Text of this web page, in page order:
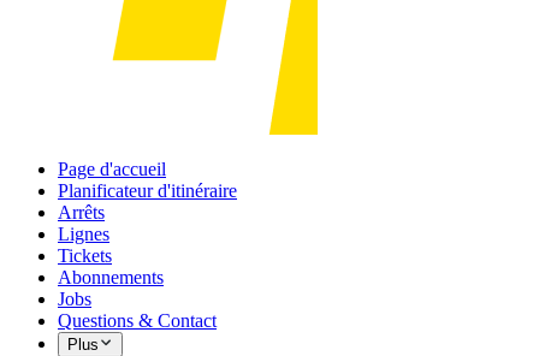
Page d'accueil
Planificateur d'itinéraire
Arrêts
Lignes
Tickets
Abonnements
Jobs
Questions & Contact
Plus